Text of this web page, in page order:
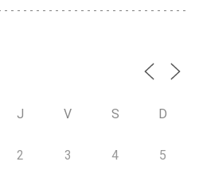
J V S D
2 3 4 5